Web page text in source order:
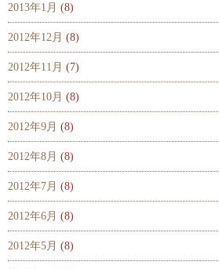
2013年1月 (8)
2012年12月 (8)
2012年11月 (7)
2012年10月 (8)
2012年9月 (8)
2012年8月 (8)
2012年7月 (8)
2012年6月 (8)
2012年5月 (8)